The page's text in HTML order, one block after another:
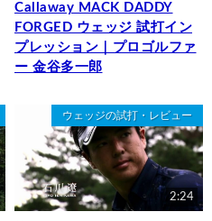
Callaway MACK DADDY
FORGED ウェッジ 試打イン
プレッション｜プロゴルファ
ー 金谷多一郎
ウェッジの試打・レビュー
2:24